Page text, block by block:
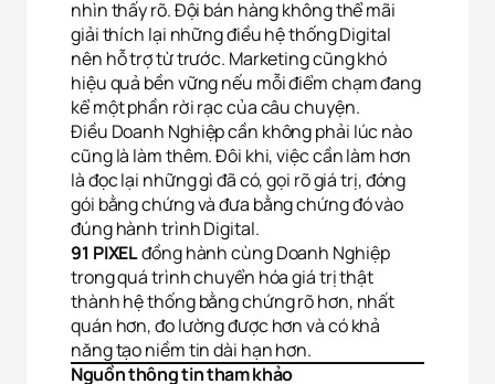
nhìn thấy rõ. Đội bán hàng không thể mãi
giải thích lại những điều hệ thống Digital
nên hỗ trợ từ trước. Marketing cũng khó
hiệu quả bền vững nếu mỗi điểm chạm đang
kể một phần rời rạc của câu chuyện.
Điều Doanh Nghiệp cần không phải lúc nào
cũng là làm thêm. Đôi khi, việc cần làm hơn
là đọc lại những gì đã có, gọi rõ giá trị, đóng
gói bằng chứng và đưa bằng chứng đó vào
đúng hành trình Digital.
91 PIXELđồng hành cùng Doanh Nghiệp
trong quá trình chuyển hóa giá trị thật
thành hệ thống bằng chứng rõ hơn, nhất
quán hơn, đo lường được hơn và có khả
năng tạo niềm tin dài hạn hơn.
Nguồn thông tin tham khảo